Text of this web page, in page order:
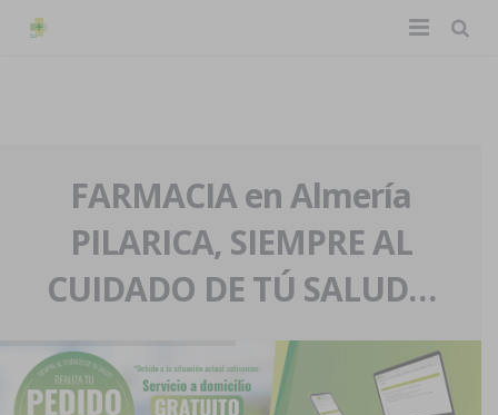
La farmacia
Nuestra historia
Nuestro equipo
Eventos
Servicios y reservas
Pedidos express
Blog
FARMACIA en Almería
PILARICA, SIEMPRE AL
CUIDADO DE TÚ SALUD…